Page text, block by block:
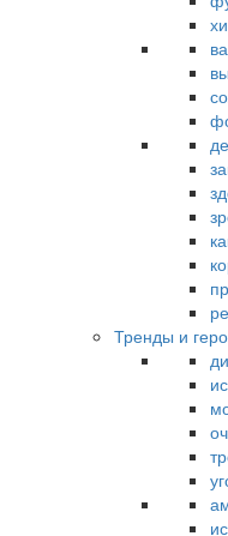
Тренды и